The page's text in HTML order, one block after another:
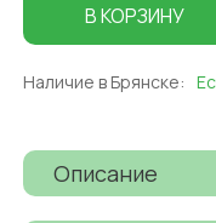
В КОРЗИНУ
Наличие в Брянске:
Описание